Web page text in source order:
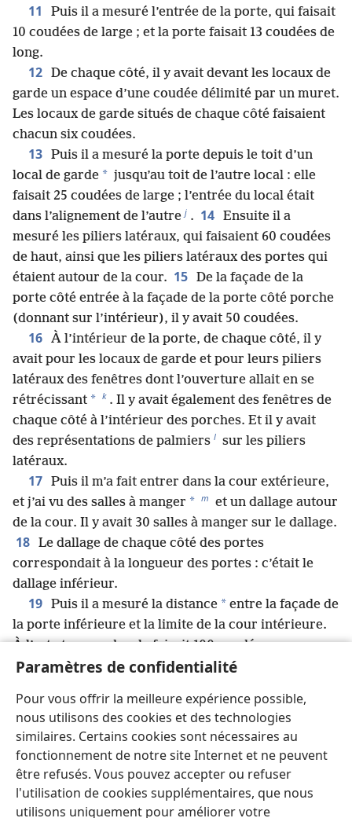
Paramètres de confidentialité
Pour vous offrir la meilleure expérience possible,
nous utilisons des cookies et des technologies
similaires. Certains cookies sont nécessaires au
fonctionnement de notre site Internet et ne peuvent
être refusés. Vous pouvez accepter ou refuser
l'utilisation de cookies supplémentaires, que nous
utilisons uniquement pour améliorer votre
11
Puis il a mesuré l’entrée de la porte, qui faisait
10 coudées de large ; et la porte faisait 13 coudées de
long.
12 De chaque côté, il y avait devant les locaux de
garde un espace d’une coudée délimité par un muret.
Les locaux de garde situés de chaque côté faisaient
chacun six coudées.
13 Puis il a mesuré la porte depuis le toit d’un
local de garde * jusqu’au toit de l’autre local : elle
faisait 25 coudées de large ; l’entrée du local était
dans l’alignement de l’autre j . 14 Ensuite il a
mesuré les piliers latéraux, qui faisaient 60 coudées
de haut, ainsi que les piliers latéraux des portes qui
étaient autour de la cour. 15 De la façade de la
porte côté entrée à la façade de la porte côté porche
(donnant sur l’intérieur), il y avait 50 coudées.
16 À l’intérieur de la porte, de chaque côté, il y
avait pour les locaux de garde et pour leurs piliers
latéraux des fenêtres dont l’ouverture allait en se
rétrécissant * k . Il y avait également des fenêtres de
chaque côté à l’intérieur des porches. Et il y avait
des représentations de palmiers l sur les piliers
latéraux.
17 Puis il m’a fait entrer dans la cour extérieure,
et j’ai vu des salles à manger * m et un dallage autour
de la cour. Il y avait 30 salles à manger sur le dallage.
18 Le dallage de chaque côté des portes
correspondait à la longueur des portes : c’était le
dallage inférieur.
19 Puis il a mesuré la distance * entre la façade de
la porte inférieure et la limite de la cour intérieure.
À l’est et au nord, cela faisait 100 coudées.
20 La cour extérieure avait une porte qui faisait
la porte. 21 Il y avait trois locaux de garde de
chaque côté. Ses piliers latéraux et son porche
avaient la même taille que ceux de la première porte.
Elle faisait 50 coudées de long sur 25 coudées de
large. 22 Ses fenêtres, son porche et ses
représentations de palmiers
avaient la même taille